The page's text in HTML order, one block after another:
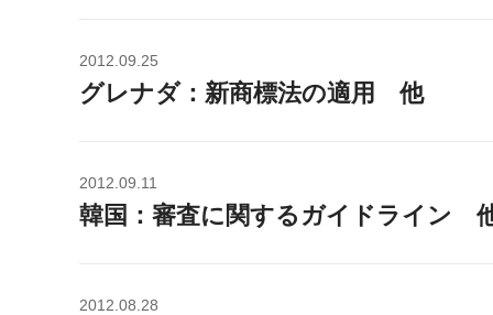
2012.09.25
グレナダ：新商標法の適用 他
2012.09.11
韓国：審査に関するガイドライン
2012.08.28